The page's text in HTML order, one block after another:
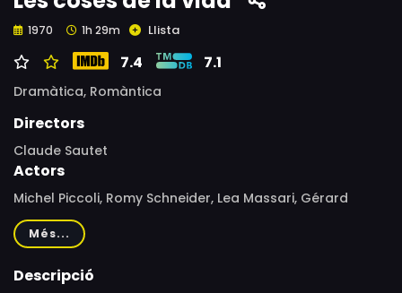
1970 1h 29m Llista
7.4 7.1
Dramàtica, Romàntica
Directors
Claude Sautet
Actors
Michel Piccoli, Romy Schneider, Lea Massari, Gérard
Lartigau, Jean Bouise, Boby Lapointe, Hervé Sand,
Jacques Richard, Betty Beckers, Dominique Zardi,
Gabrielle Doulcet, Roger Crouzet, Henri Nassiet, Claude
Més...
Descripció